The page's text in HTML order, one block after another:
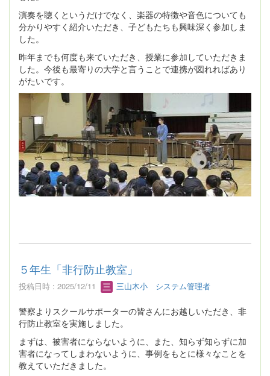
演奏を聴くというだけでなく、楽器の特徴や音色についても
分かりやすく紹介いただき、子どもたちも興味深く参加しま
した。
昨年までも何度も来ていただき、授業に参加していただきま
した。今後も最寄りの大学と言うことで連携が図れればあり
がたいです。
５年生「非行防止教室」
投稿日時 : 2025/12/11 三山木小 システム管理者
警察よりスクールサポーターの皆さんにお越しいただき、非
行防止教室を実施しました。
まずは、被害者にならないように、また、知らず知らずに加
害者になってしまわないように、事例をもとに様々なことを
教えていただきました。